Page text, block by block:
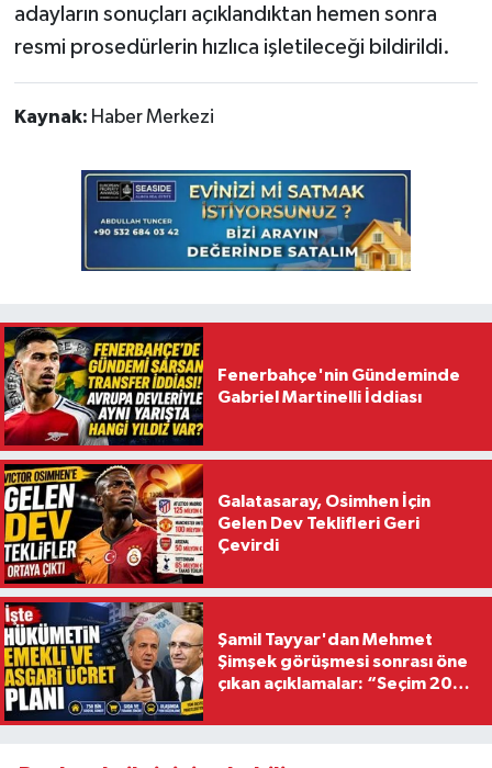
adayların sonuçları açıklandıktan hemen sonra
resmi prosedürlerin hızlıca işletileceği bildirildi.
Kaynak: Haber Merkezi
Fenerbahçe'nin Gündeminde
Gabriel Martinelli İddiası
Galatasaray, Osimhen İçin
Gelen Dev Teklifleri Geri
Çevirdi
Şamil Tayyar'dan Mehmet
Şimşek görüşmesi sonrası öne
çıkan açıklamalar: “Seçim 2028